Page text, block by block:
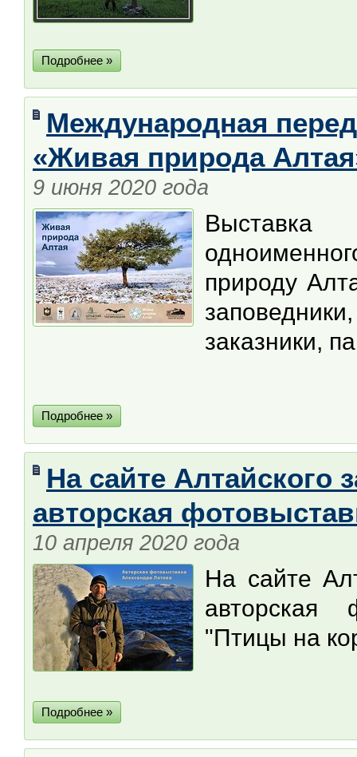
Подробнее »
Международная
«Живая природа
9 июня 2020 года
Выставка
природу
заказники,
Подробнее »
На сайте Алтайского
авторская
10 апреля 2020 года
На сайте
авторская
"Птицы на
Подробнее »